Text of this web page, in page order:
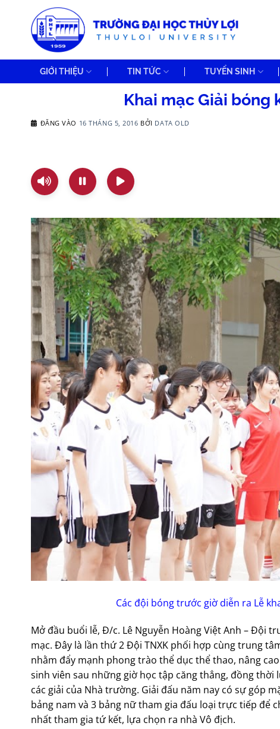
GIỚI THIỆU TIN TỨC TUYỂN SINH
Khai mạc Giải bóng
ĐĂNG VÀO 16 THÁNG 5, 2016 BỞI DATA OLD
Các đội bóng trước giờ diễn ra Lễ
Mở đầu buổi lễ, Đ/c. Lê Nguyễn Hoàng Việt Anh – Đội
mạc. Đây là lần thứ 2 Đội TNXK phối hợp cùng trung
nhằm đẩy mạnh phong trào thể dục thể thao, nâng
sinh viên sau những giờ học tập căng thẳng, đồng
các giải của Nhà trường. Giải đấu năm nay có sự góp
bảng nam và 3 bảng nữ tham gia đấu loại trực tiếp để
nhất tham gia tứ kết, lựa chọn ra nhà Vô địch.